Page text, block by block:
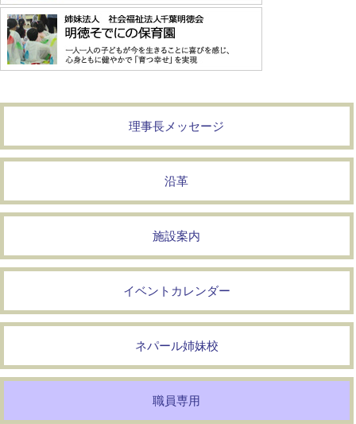
理事長メッセージ
沿革
施設案内
イベントカレンダー
ネパール姉妹校
職員専用